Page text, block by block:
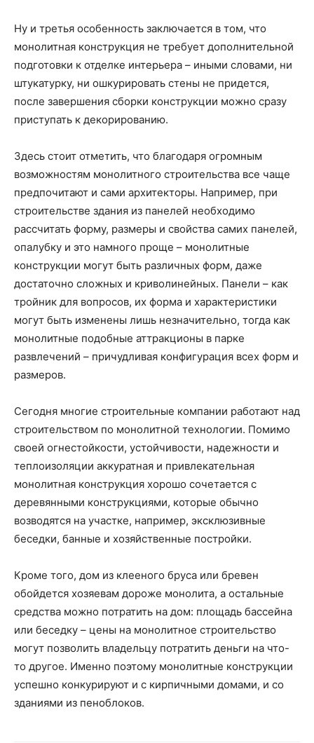
Ну и третья особенность заключается в том, что
монолитная конструкция не требует дополнительной
подготовки к отделке интерьера – иными словами, ни
штукатурку, ни ошкурировать стены не придется,
после завершения сборки конструкции можно сразу
приступать к декорированию.
Здесь стоит отметить, что благодаря огромным
возможностям монолитного строительства все чаще
предпочитают и сами архитекторы. Например, при
строительстве здания из панелей необходимо
рассчитать форму, размеры и свойства самих панелей,
опалубку и это намного проще – монолитные
конструкции могут быть различных форм, даже
достаточно сложных и криволинейных. Панели – как
тройник для вопросов, их форма и характеристики
могут быть изменены лишь незначительно, тогда как
монолитные подобные аттракционы в парке
развлечений – причудливая конфигурация всех форм и
размеров.
Сегодня многие строительные компании работают над
строительством по монолитной технологии. Помимо
своей огнестойкости, устойчивости, надежности и
теплоизоляции аккуратная и привлекательная
монолитная конструкция хорошо сочетается с
деревянными конструкциями, которые обычно
возводятся на участке, например, эксклюзивные
беседки, банные и хозяйственные постройки.
Кроме того, дом из клееного бруса или бревен
обойдется хозяевам дороже монолита, а остальные
средства можно потратить на дом: площадь бассейна
или беседку – цены на монолитное строительство
могут позволить владельцу потратить деньги на что-
то другое. Именно поэтому монолитные конструкции
успешно конкурируют и с кирпичными домами, и со
зданиями из пеноблоков.